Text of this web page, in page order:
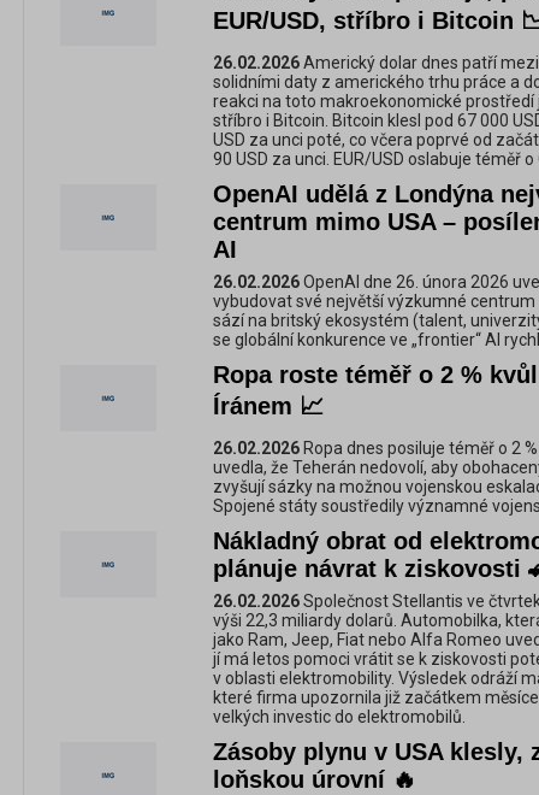
EUR/USD, stříbro i Bitcoin
26.02.2026Americký dolar dnes patří
solidními daty z amerického trhu práce a
reakci na toto makroekonomické
stříbro i Bitcoin. Bitcoin klesl pod 67 000
USD za unci poté, co včera poprvé od
90 USD za unci. EUR/USD oslabuje téměř o
OpenAI udělá z Londýna
centrum mimo USA –
AI
26.02.2026OpenAI dne 26. února 2026
vybudovat své největší výzkumné
sází na britský ekosystém (talent,
se globální konkurence ve „frontier“ AI
Ropa roste téměř o 2 %
Íránem 📈
26.02.2026 Ropa dnes posiluje téměř o 2
uvedla, že Teherán nedovolí, aby
zvyšují sázky na možnou vojenskou
Spojené státy soustředily významné
Nákladný obrat od
plánuje návrat k ziskovosti
26.02.2026Společnost Stellantis ve
výši 22,3 miliardy dolarů. Automobilka,
jako Ram, Jeep, Fiat nebo Alfa Romeo
jí má letos pomoci vrátit se k ziskovosti
v oblasti elektromobility. Výsledek odráží
které firma upozornila již začátkem
velkých investic do elektromobilů.
Zásoby plynu v USA klesly,
loňskou úrovní 🔥